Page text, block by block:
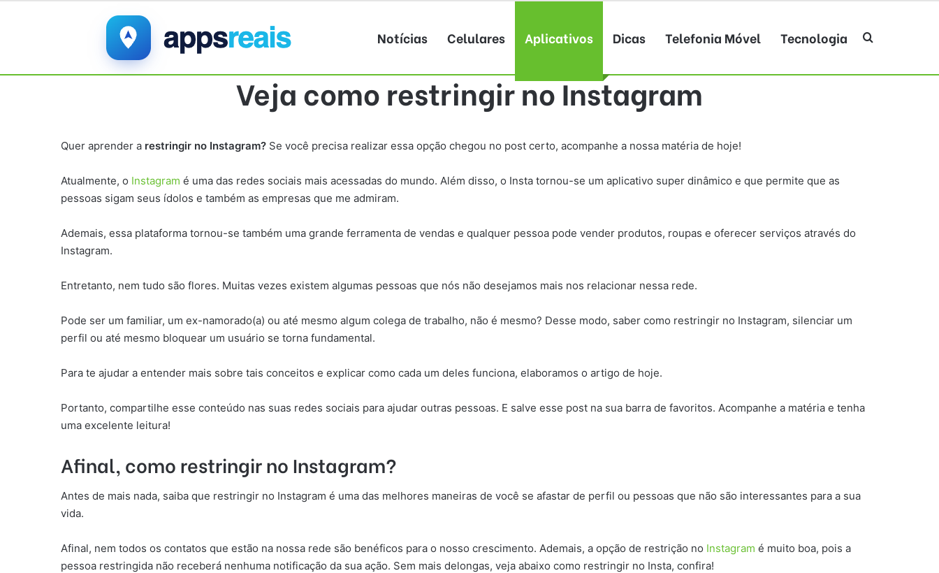
Notícias Celulares Aplicativos Dicas Telefonia Móvel Tecnologia Procurar por
Veja como restringir no Instagram
Quer aprender a restringir no Instagram? Se você precisa realizar essa opção chegou no post certo, acompanhe a nossa matéria de hoje!
Atualmente, o Instagram é uma das redes sociais mais acessadas do mundo. Além disso, o Insta tornou-se um aplicativo super dinâmico e que permite que as
pessoas sigam seus ídolos e também as empresas que me admiram.
Ademais, essa plataforma tornou-se também uma grande ferramenta de vendas e qualquer pessoa pode vender produtos, roupas e oferecer serviços através do
Instagram.
Entretanto, nem tudo são flores. Muitas vezes existem algumas pessoas que nós não desejamos mais nos relacionar nessa rede.
Pode ser um familiar, um ex-namorado(a) ou até mesmo algum colega de trabalho, não é mesmo? Desse modo, saber como restringir no Instagram, silenciar um
perfil ou até mesmo bloquear um usuário se torna fundamental.
Para te ajudar a entender mais sobre tais conceitos e explicar como cada um deles funciona, elaboramos o artigo de hoje.
Portanto, compartilhe esse conteúdo nas suas redes sociais para ajudar outras pessoas. E salve esse post na sua barra de favoritos. Acompanhe a matéria e tenha
uma excelente leitura!
Afinal, como restringir no Instagram?
Antes de mais nada, saiba que restringir no Instagram é uma das melhores maneiras de você se afastar de perfil ou pessoas que não são interessantes para a sua
vida.
Afinal, nem todos os contatos que estão na nossa rede são benéficos para o nosso crescimento. Ademais, a opção de restrição no Instagram é muito boa, pois a
pessoa restringida não receberá nenhuma notificação da sua ação. Sem mais delongas, veja abaixo como restringir no Insta, confira!